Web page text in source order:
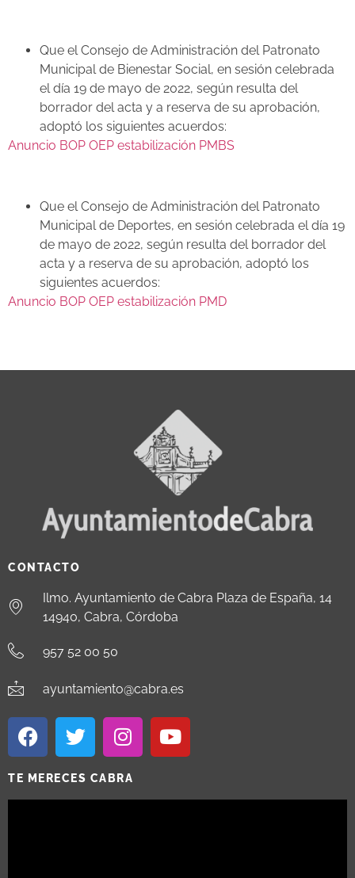
Que el Consejo de Administración del Patronato
Municipal de Bienestar Social, en sesión celebrada
el día 19 de mayo de 2022, según resulta del
borrador del acta y a reserva de su aprobación,
adoptó los siguientes acuerdos:
Anuncio BOP OEP estabilización PMBS
Que el Consejo de Administración del Patronato
Municipal de Deportes, en sesión celebrada el día 19
de mayo de 2022, según resulta del borrador del
acta y a reserva de su aprobación, adoptó los
siguientes acuerdos:
Anuncio BOP OEP estabilización PMD
CONTACTO
Ilmo. Ayuntamiento de Cabra Plaza de España, 14
14940, Cabra, Córdoba
957 52 00 50
ayuntamiento@cabra.es
TE MERECES CABRA